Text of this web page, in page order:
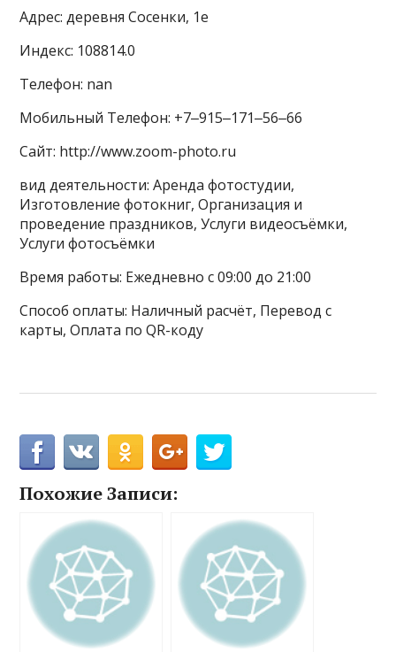
Адрес: деревня Сосенки, 1е
Индекс: 108814.0
Телефон: nan
Мобильный Телефон: +7‒915‒171‒56‒66
Сайт: http://www.zoom-photo.ru
вид деятельности: Аренда фотостудии,
Изготовление фотокниг, Организация и
проведение праздников, Услуги видеосъёмки,
Услуги фотосъёмки
Время работы: Ежедневно с 09:00 до 21:00
Способ оплаты: Наличный расчёт, Перевод с
карты, Оплата по QR-коду
Похожие Записи: